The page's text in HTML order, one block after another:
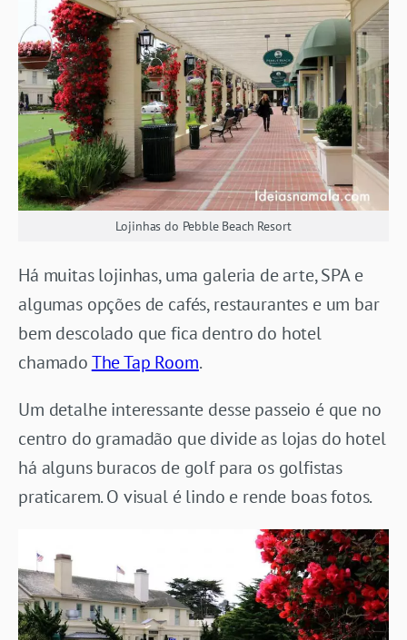
Lojinhas do Pebble Beach Resort
Há muitas lojinhas, uma galeria de arte, SPA e
algumas opções de cafés, restaurantes e um bar
bem descolado que fica dentro do hotel
chamadoThe Tap Room.
Um detalhe interessante desse passeio é que no
centro do gramadão que divide as lojas do hotel
há alguns buracos de golf para os golfistas
praticarem. O visual é lindo e rende boas fotos.